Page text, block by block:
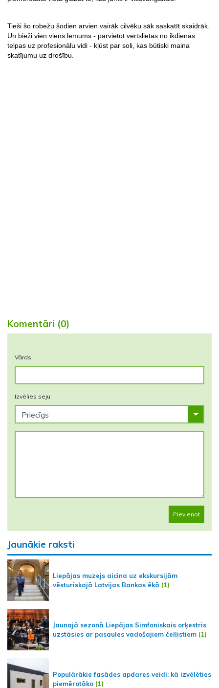
Tieši šo robežu šodien arvien vairāk cilvēku sāk saskatīt skaidrāk.
Un bieži vien viens lēmums - pārvietot vērtslietas no ikdienas
telpas uz profesionālu vidi - kļūst par soli, kas būtiski maina
skatījumu uz drošību.
Komentāri (0)
Vārds:
Izvēlies seju:
Pievienot
Jaunākie raksti
Liepājas muzejs aicina uz ekskursijām
vēsturiskajā Latvijas Bankas ēkā (1)
Jaunajā sezonā Liepājas Simfoniskais orķestris
uzstāsies ar pasaules vadošajiem čellistiem (1)
Populārākie fasādes apdares veidi: kā izvēlēties
piemērotāko (1)